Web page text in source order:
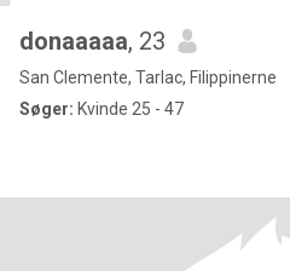
donaaaaa, 23
San Clemente, Tarlac, Filippinerne
Søger: Kvinde 25 - 47